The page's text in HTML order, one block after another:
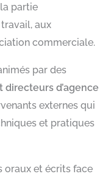
partie
aux
commerciale.
par des
d’agence
externes qui
et pratiques
oraux et écrits face